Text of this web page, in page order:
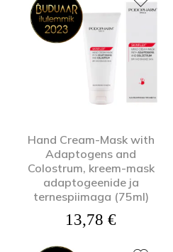
Hand Cream-Mask with
Adaptogens and
Colostrum, kreem-mask
adaptogeenide ja
ternespiimaga (75ml)
13,78 €